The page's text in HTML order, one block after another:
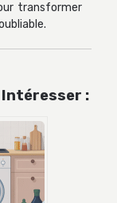
transformer
: